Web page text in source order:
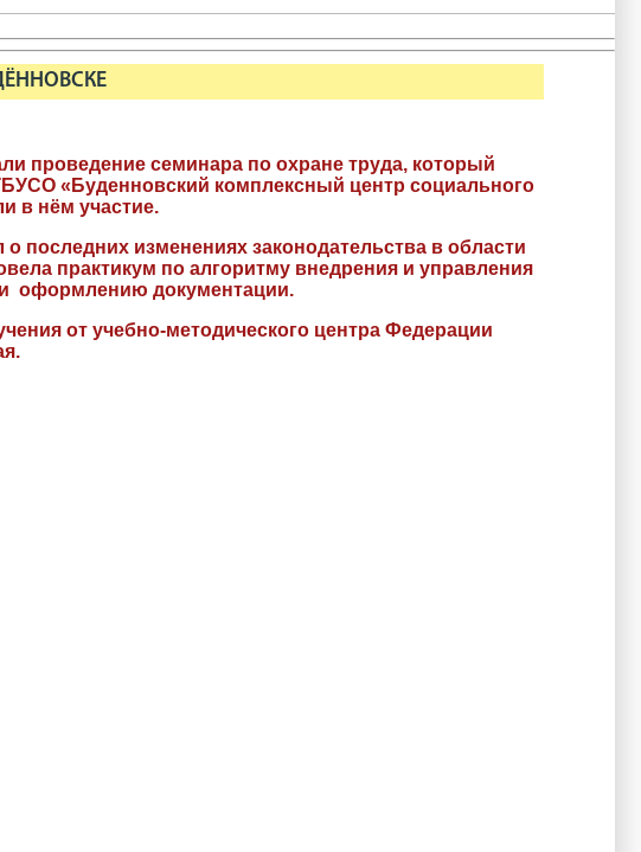
проведение семинара по охране труда, который
«Буденновский комплексный центр социального
в нём участие.
последних изменениях законодательства в области
практикум по алгоритму внедрения и управления
оформлению документации.
от учебно-методического центра Федерации